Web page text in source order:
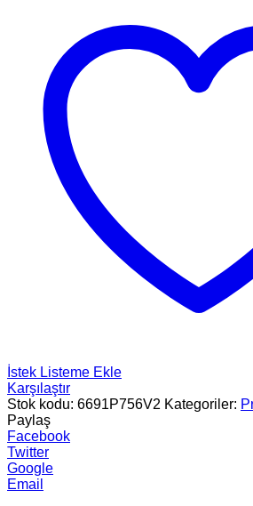
İstek Listeme Ekle
Karşılaştır
Stok kodu: 6691P756V2 Kategoriler:
Paylaş
Facebook
Twitter
Google
Email